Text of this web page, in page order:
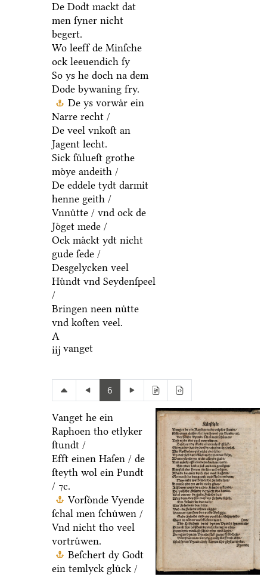
De Dodt mackt dat
men ſyner nicht
begert.
Wo leeff de Minſche
ock leeuendich ſy
So ys he doch na dem
Dode bywaning fry.
De ys vorwaͤr ein
Narre recht /
De veel vnkoſt an
Jagent lecht.
Sick ſuͤlueſt grothe
moͤye andeith /
De eddele tydt darmit
henne geith /
Vnnuͤtte / vnd ock de
Joͤget mede /
Ock maͤckt ydt nicht
gude ſede /
Desgelycken veel
Huͤndt vnd Seydenſpeel
/
Bringen neen nuͤtte
vnd koſten veel.
A
iij vanget
6
Vanget he ein
Raphoen tho etlyker
ſtundt /
Efft einen Haſen / de
ſteyth wol ein Pundt
/ ⁊c.
Vorſoͤnde Vyende
ſchal men ſchuͤwen /
Vnd nicht tho veel
vortruͤwen.
Beſchert dy Godt
ein temlyck gluͤck /